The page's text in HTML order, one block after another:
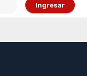
Ingresar